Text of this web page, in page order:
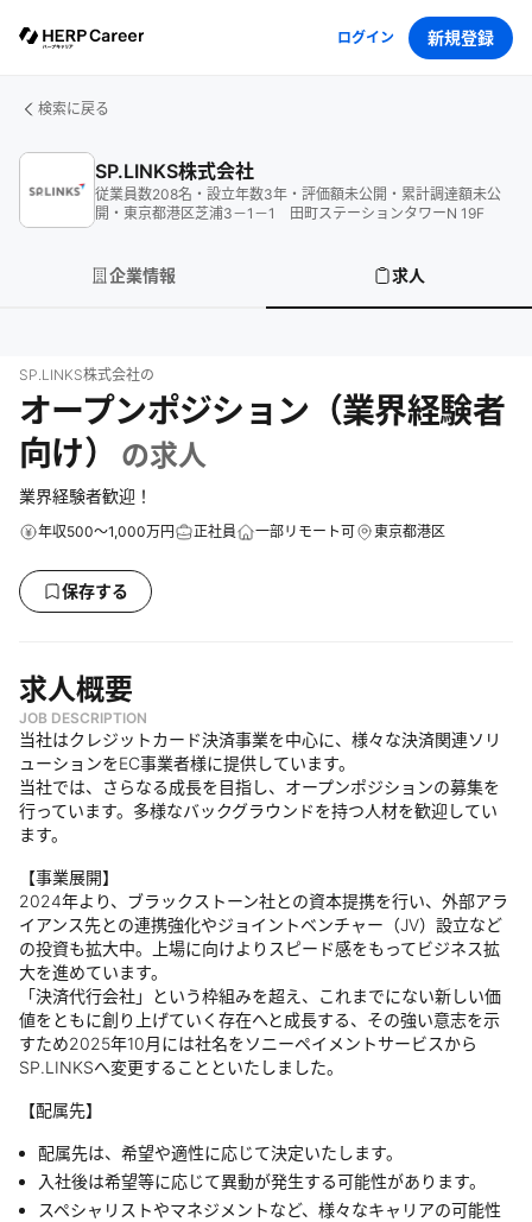
ログイン 新規登録
検索に戻る
SP.LINKS株式会社
従業員数208名 ・ 設立年数3年 ・ 評価額未公開 ・ 累計調達額未公
開 ・ 東京都港区芝浦3－1－1 田町ステーションタワーN 19F
企業情報 求人
SP.LINKS株式会社の
オープンポジション（業界経験者
向け）
の求人
業界経験者歓迎！
年収500～1,000万円 正社員 一部リモート可 東京都港区
保存する
求人概要
JOB DESCRIPTION
当社はクレジットカード決済事業を中心に、様々な決済関連ソリ
ューションをEC事業者様に提供しています。
当社では、さらなる成長を目指し、オープンポジションの募集を
行っています。多様なバックグラウンドを持つ人材を歓迎してい
ます。
【事業展開】
2024年より、ブラックストーン社との資本提携を行い、外部アラ
イアンス先との連携強化やジョイントベンチャー（JV）設立など
の投資も拡大中。上場に向けよりスピード感をもってビジネス拡
大を進めています。
「決済代行会社」という枠組みを超え、これまでにない新しい価
値をともに創り上げていく存在へと成長する、その強い意志を示
すため2025年10月には社名をソニーペイメントサービスから
SP.LINKSへ変更することといたしました。
【配属先】
配属先は、希望や適性に応じて決定いたします。
入社後は希望等に応じて異動が発生する可能性があります。
スペシャリストやマネジメントなど、様々なキャリアの可能性